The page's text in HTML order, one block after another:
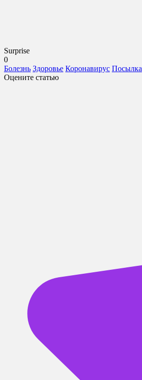
Surprise
0
Болезнь Здоровье Коронавирус Посылка
Оцените статью